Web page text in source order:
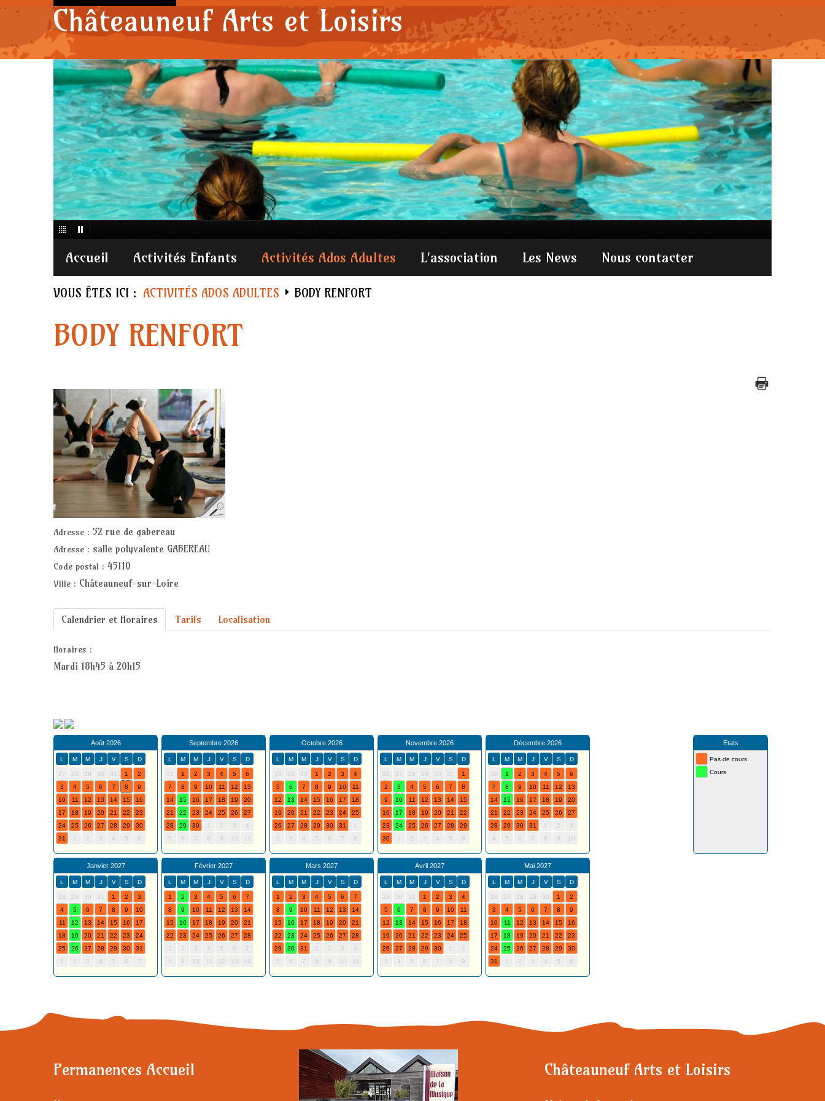
Châteauneuf Arts et Loisirs
Accueil Activités Enfants Activités Ados Adultes L'association Les News Nous contacter
VOUS ÊTES ICI : ACTIVITÉS ADOS ADULTES BODY RENFORT
BODY RENFORT
Adresse : 52 rue de gabereau
Adresse : salle polyvalente GABEREAU
Code postal : 45110
Ville : Châteauneuf-sur-Loire
Calendrier et Horaires Tarifs Localisation
Horaires :
Mardi 18h45 à 20h15
Août 2026
L M M J V S D
27 28 29 30 31 1
2
3
4 5 6 7 8
9
10
11 12 13 14 15
16
17
18 19 20 21 22
23
24
25 26 27 28 29
30
31
1 2 3 4 5 6
Septembre 2026
L M M J V S D
31 1 2 3 4 5
6
7
8 9 10 11 12
13
14
15 16 17 18 19
20
21
22 23 24 25 26
27
28
29 30 1 2 3
4
5
6 7 8 9 10 11
Octobre 2026
L M M J V S D
28 29 30 1 2 3
4
5
6 7 8 9 10
11
12
13 14 15 16 17
18
19
20 21 22 23 24
25
26
27 28 29 30 31
1
2
3 4 5 6 7 8
Novembre 2026
L M M J V S D
26 27 28 29 30 31
1
2
3 4 5 6 7
8
9
10 11 12 13 14
15
16
17 18 19 20 21
22
23
24 25 26 27 28
29
30
1 2 3 4 5 6
Décembre 2026
L M M J V S D
30 1 2 3 4 5
6
7
8 9 10 11 12
13
14
15 16 17 18 19
20
21
22 23 24 25 26
27
28
29 30 31 1 2
3
4
5 6 7 8 9 10
Janvier 2027
L M M J V S D
28 29 30 31 1 2
3
4
5 6 7 8 9
10
11
12 13 14 15 16
17
18
19 20 21 22 23
24
25
26 27 28 29 30
31
1
2 3 4 5 6 7
Février 2027
L M M J V S D
1 2 3 4 5 6
7
8
9 10 11 12 13
14
15
16 17 18 19 20
21
22
23 24 25 26 27
28
1
2 3 4 5 6
7
8
9 10 11 12 13 14
Mars 2027
L M M J V S D
1 2 3 4 5 6
7
8
9 10 11 12 13
14
15
16 17 18 19 20
21
22
23 24 25 26 27
28
29
30 31 1 2 3
4
5
6 7 8 9 10 11
Avril 2027
L M M J V S D
29 30 31 1 2 3
4
5
6 7 8 9 10
11
12
13 14 15 16 17
18
19
20 21 22 23 24
25
26
27 28 29 30 1
2
3
4 5 6 7 8 9
Mai 2027
L M M J V S D
26 27 28 29 30 1
2
3
4 5 6 7 8
9
10
11 12 13 14 15
16
17
18 19 20 21 22
23
24
25 26 27 28 29
30
31
1 2 3 4 5 6
Etats
Pas de cours
Cours
Permanences Accueil Châteauneuf Arts et Loisirs